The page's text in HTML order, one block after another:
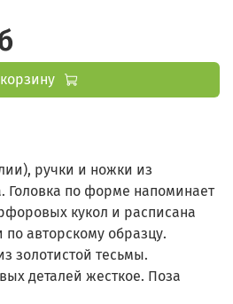
ручки и ножки из
Головка по форме напоминает
кукол и расписана
авторскому образцу.
золотистой тесьмы.
деталей жесткое. Поза